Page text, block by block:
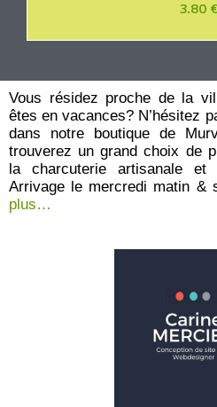
e
u
r
5
3.80 €
Vous résidez proche de la
êtes en vacances? N’hésitez
dans notre boutique de
trouverez un grand choix de
la charcuterie artisanale
Arrivage le mercredi matin &
plus…